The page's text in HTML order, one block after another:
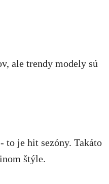
ale trendy modely sú
je hit sezóny. Takáto
štýle.